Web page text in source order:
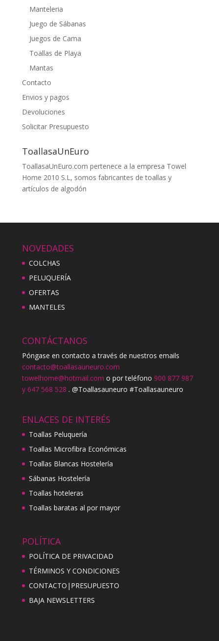
Manteleria
Juego de Sábanas
Juegos de Cama
Toallas de Playa
Mantas
Contacto
Envios y pagos
Devoluciones
Solicitar Presupuesto
ToallasaUnEuro
ToallasaUnEuro.com pertenece a la empresa Towel
Home 2010 S.L, somos fabricantes de toallas y
artículos de algodón
NOVEDADES
COLCHAS
PELUQUERÍA
OFERTAS
MANTELES
CONTÁCTANOS
Póngase en contacto a través de nuestros emails
contacto@toallasauneuro.com
towelhome@hotmail.com o por teléfono 900 877 987
y 647 568 528 . @Toallasauneuro #Toallasauneuro
ENLACES DE INTERÉS
Toallas Peluquería
Toallas Microfibra Económicas
Toallas Blancas Hostelería
Sábanas Hostelería
Toallas hoteleras
Toallas baratas al por mayor
POLÍTICA
POLÍTICA DE PRIVACIDAD
TÉRMINOS Y CONDICIONES
CONTACTO|PRESUPUESTO
BAJA NEWSLETTERS